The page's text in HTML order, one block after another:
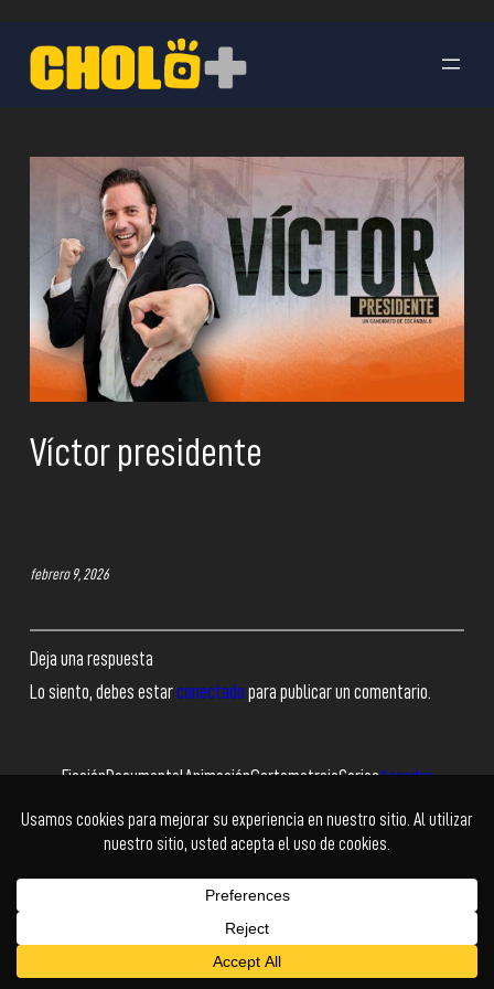
contenido
Víctor presidente
febrero 9, 2026
Deja una respuesta
Lo siento, debes estarconectado para publicar un comentario.
FicciónDocumentalAnimaciónCortometrajeSeriesAcceder
Facebook
Twitter
Instagram
YouTube